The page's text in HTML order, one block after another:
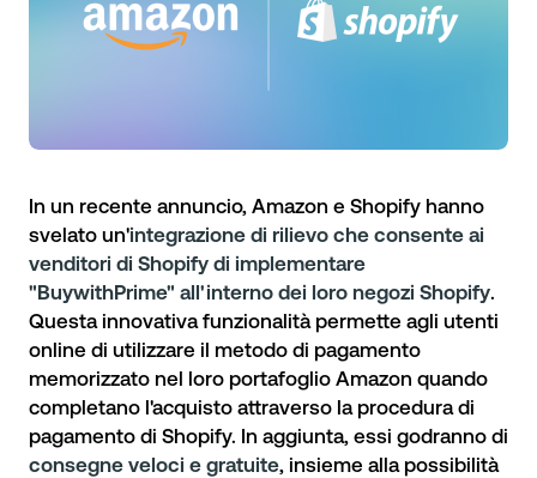
In un recente annuncio, Amazon e Shopify hanno
svelato un'integrazione di rilievo che consente ai
venditori di Shopify di implementare
"BuywithPrime" all'interno dei loro negozi Shopify.
Questa innovativa funzionalità permette agli utenti
online di utilizzare il metodo di pagamento
memorizzato nel loro portafoglio Amazon quando
completano l'acquisto attraverso la procedura di
pagamento di Shopify. In aggiunta, essi godranno di
consegne veloci e gratuite, insieme alla possibilità